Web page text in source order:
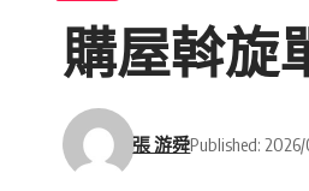
購屋斡旋
張 游舜Published: 2026/